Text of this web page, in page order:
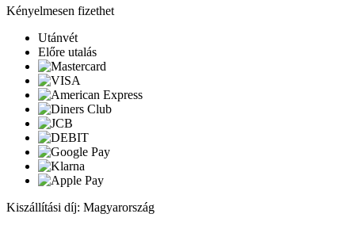
Kényelmesen fizethet
Utánvét
Előre utalás
Kiszállítási díj: Magyarország